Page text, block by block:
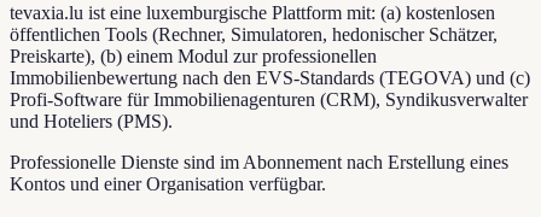
tevaxia.lu ist eine luxemburgische Plattform mit: (a) kostenlosen
öffentlichen Tools (Rechner, Simulatoren, hedonischer Schätzer,
Preiskarte), (b) einem Modul zur professionellen
Immobilienbewertung nach den EVS-Standards (TEGOVA) und (c)
Profi-Software für Immobilienagenturen (CRM), Syndikusverwalter
und Hoteliers (PMS).
Professionelle Dienste sind im Abonnement nach Erstellung eines
Kontos und einer Organisation verfügbar.